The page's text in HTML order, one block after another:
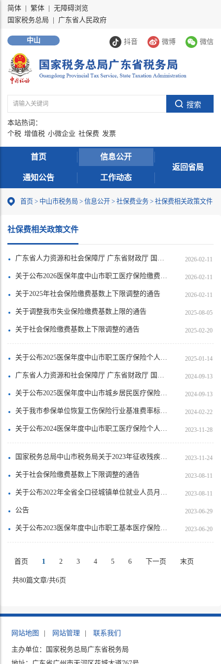
简体 繁体
无障碍浏览
国家税务总局
广东省人民政府
抖音 微博 微信
中山
本站热词：
个税 增值税 小微企业 社保费 发票
首页 信息公开
通知公告 工作动态
返回省局
首页 > 中山市税务局 > 信息公开 > 社保费业务 > 社保费相关政策文件
社保费相关政策文件
广东省人力资源和社会保障厅 广东省财政厅 国家税务总局广东省税务局关于印发《广东省灵活就业人员参加失业保险办法》的通知 2026-02-11
关于公布2026医保年度中山市职工医疗保险缴费基数上下限和年度最高支付限额等有关事项的通知 2026-02-11
关于2025年社会保险缴费基数上下限调整的通告 2026-02-11
关于调整我市失业保险缴费基数上限的通告 2025-08-05
关于社会保险缴费基数上下限调整的通告 2025-02-20
关于公布2025医保年度中山市职工医疗保险个人缴费基数上下限和年度最高支付限额等有关事项的通知 2025-01-14
广东省人力资源和社会保障厅 广东省财政厅 国家税务总局广东省税务局关于延续实施失业保险援企稳岗政策的通知 2024-09-13
关于公布2025医保年度中山市城乡居民医疗保险缴费标准和年度最高支付限额的通知 2024-09-13
关于我市参保单位恢复工伤保险行业基准费率标准征缴的公告 2024-02-22
关于公布2024医保年度中山市职工医疗保险个人缴费基数上下限和年度最高支付限额等有关事项的通知 2023-11-28
国家税务总局中山市税务局关于2023年征收残疾人就业保障金的通告 2023-11-24
关于社会保险缴费基数上下限调整的通告 2023-08-11
关于公布2022年全省全口径城镇单位就业人员月平均工资和2023年职工基本养老保险缴费基数上下限有关问题的通知 2023-08-11
公告 2023-06-29
关于公布2023医保年度中山市职工基本医疗保险缴费基数上下限等有关事项的通知 2023-06-20
首页 1 2 3 4 5 6 下一页 末页
共80篇文章/共6页
网站地图 网站管理 联系我们
主办单位：国家税务总局广东省税务局